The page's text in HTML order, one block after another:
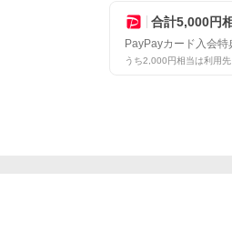
合計5,000円
PayPayカード入会特
うち2,000円相当は利用